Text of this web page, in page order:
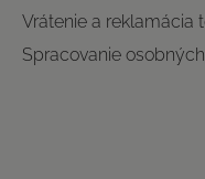
Vrátenie a reklamácia
Spracovanie